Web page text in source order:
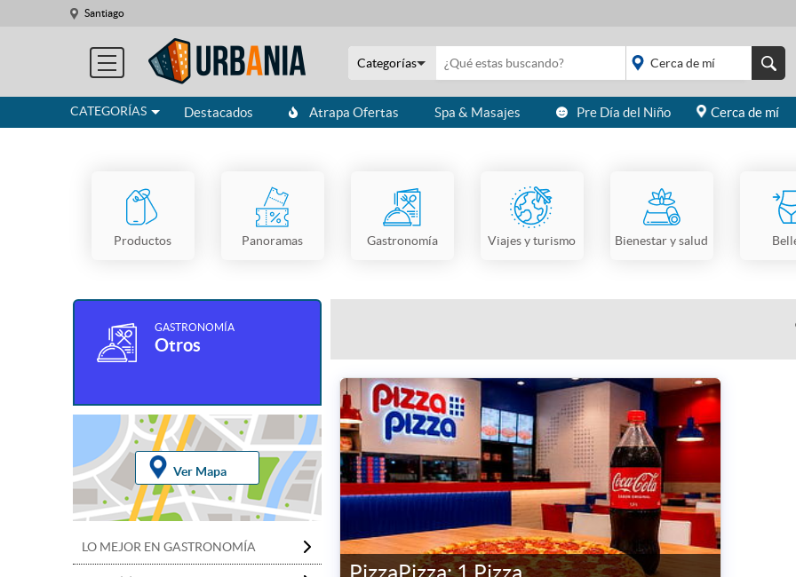
Santiago
CATEGORÍAS
Categorías
placeholder="Todo el
Destacados Atrapa Ofertas Spa & Masajes Pre Día del Niño Cerca de mí
Productos Panoramas Gastronomía Viajes y turismo Bienestar y salud
GASTRONOMÍA
Otros
Ver Mapa
LO MEJOR EN GASTRONOMÍA